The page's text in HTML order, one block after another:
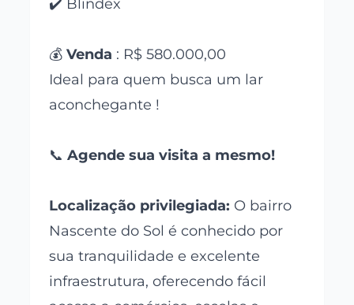
✔️ Blindex
💰Venda : R$ 580.000,00
Ideal para quem busca um lar
aconchegante !
📞Agende sua visita a mesmo!
Localização privilegiada: O bairro
Nascente do Sol é conhecido por
sua tranquilidade e excelente
infraestrutura, oferecendo fácil